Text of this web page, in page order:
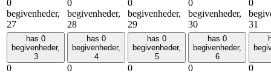
0
begivenheder,
27
0
begivenheder,
28
0
begivenheder,
29
0
begivenheder,
30
0
31
has 0
begivenheder,
3
0
has 0
begivenheder,
4
0
has 0
begivenheder,
5
0
has 0
begivenheder,
6
0
0